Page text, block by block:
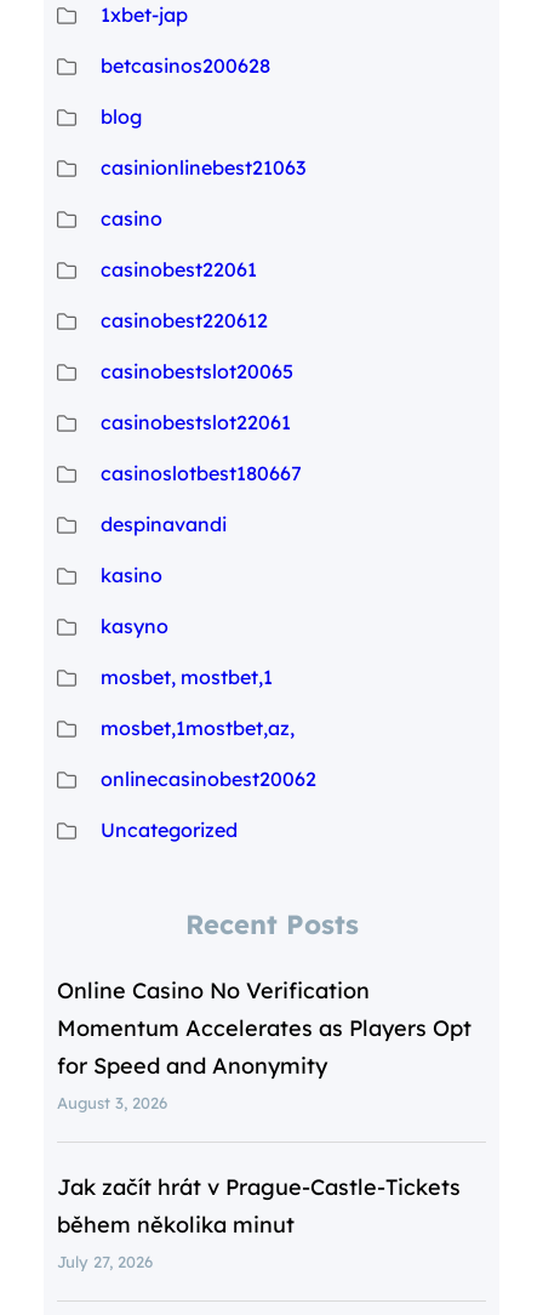
1xbet-jap
betcasinos200628
blog
casinionlinebest21063
casino
casinobest22061
casinobest220612
casinobestslot20065
casinobestslot22061
casinoslotbest180667
despinavandi
kasino
kasyno
mosbet, mostbet,1
mosbet,1mostbet,az,
onlinecasinobest20062
Uncategorized
Recent Posts
Online Casino No Verification
Momentum Accelerates as Players Opt
for Speed and Anonymity
August 3, 2026
Jak začít hrát v Prague‑Castle‑Tickets
během několika minut
July 27, 2026